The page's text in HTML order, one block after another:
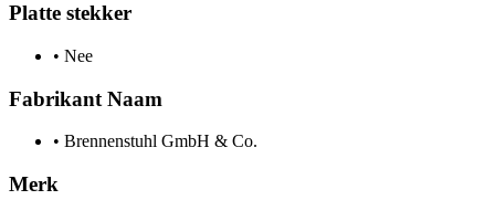
Platte stekker
• Nee
Fabrikant Naam
• Brennenstuhl GmbH & Co.
Merk